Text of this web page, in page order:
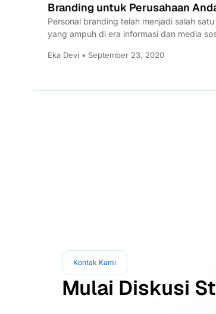
Branding untuk Perusahaan
Personal branding telah menjadi salah
yang ampuh di era informasi dan media
Eka Devi • September 23, 2020
Kontak Kami
Mulai Diskusi